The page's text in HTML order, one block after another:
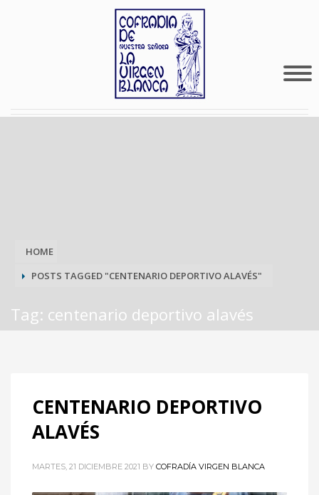
HOME
POSTS TAGGED "CENTENARIO DEPORTIVO ALAVÉS"
Tag: centenario deportivo alavés
CENTENARIO DEPORTIVO
ALAVÉS
MARTES, 21 DICIEMBRE 2021 BY COFRADÍA VIRGEN BLANCA